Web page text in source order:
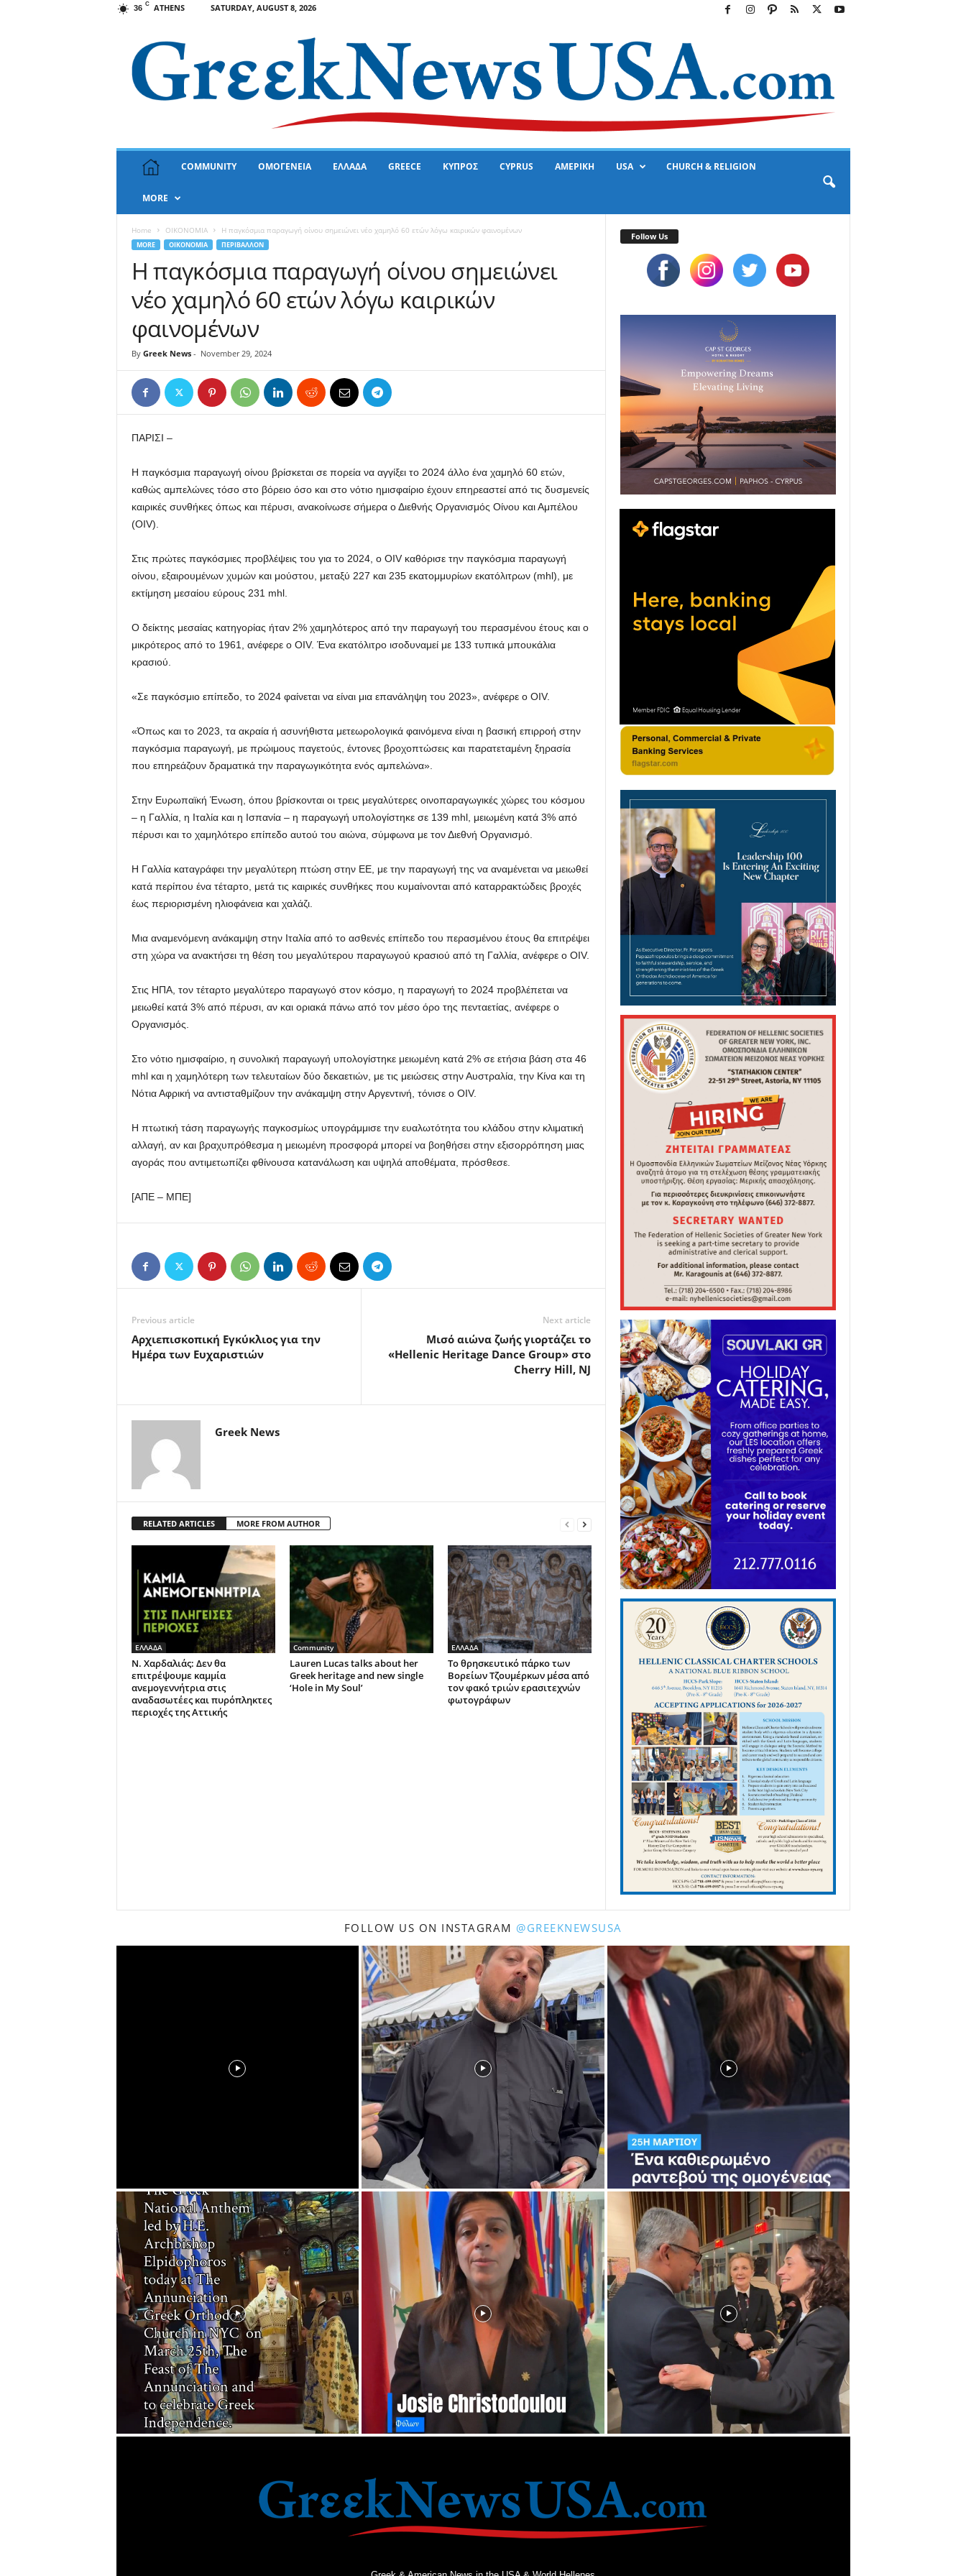
36 C ATHENS SATURDAY, AUGUST 8, 2026
k
COMMUNITY ΟΜΟΓΕΝΕΙΑ ΕΛΛΑΔΑ GREECE ΚΥΠΡΟΣ CYPRUS ΑΜΕΡΙΚΗ USA CHURCH & RELIGION
MORE
Home OIKONOMIA Η παγκόσμια παραγωγή οίνου σημειώνει νέο χαμηλό 60 ετών λόγω καιρικών φαινομένων
MORE OIKONOMIA ΠΕΡΙΒΑΛΛΟΝ
Η παγκόσμια παραγωγή οίνου σημειώνει
νέο χαμηλό 60 ετών λόγω καιρικών
φαινομένων
By Greek News- November 29, 2024
ΠΑΡΙΣΙ –
Η παγκόσμια παραγωγή οίνου βρίσκεται σε πορεία να αγγίξει το 2024 άλλο ένα χαμηλό 60 ετών,
καθώς αμπελώνες τόσο στο βόρειο όσο και στο νότιο ημισφαίριο έχουν επηρεαστεί από τις δυσμενείς
καιρικές συνθήκες όπως και πέρυσι, ανακοίνωσε σήμερα ο Διεθνής Οργανισμός Οίνου και Αμπέλου
(OIV).
Στις πρώτες παγκόσμιες προβλέψεις του για το 2024, ο OIV καθόρισε την παγκόσμια παραγωγή
οίνου, εξαιρουμένων χυμών και μούστου, μεταξύ 227 και 235 εκατομμυρίων εκατόλιτρων (mhl), με
εκτίμηση μεσαίου εύρους 231 mhl.
Ο δείκτης μεσαίας κατηγορίας ήταν 2% χαμηλότερος από την παραγωγή του περασμένου έτους και ο
μικρότερος από το 1961, ανέφερε ο OIV. Ένα εκατόλιτρο ισοδυναμεί με 133 τυπικά μπουκάλια
κρασιού.
«Σε παγκόσμιο επίπεδο, το 2024 φαίνεται να είναι μια επανάληψη του 2023», ανέφερε ο OIV.
«Όπως και το 2023, τα ακραία ή ασυνήθιστα μετεωρολογικά φαινόμενα είναι η βασική επιρροή στην
παγκόσμια παραγωγή, με πρώιμους παγετούς, έντονες βροχοπτώσεις και παρατεταμένη ξηρασία
που επηρεάζουν δραματικά την παραγωγικότητα ενός αμπελώνα».
Στην Ευρωπαϊκή Ένωση, όπου βρίσκονται οι τρεις μεγαλύτερες οινοπαραγωγικές χώρες του κόσμου
– η Γαλλία, η Ιταλία και η Ισπανία – η παραγωγή υπολογίστηκε σε 139 mhl, μειωμένη κατά 3% από
πέρυσι και το χαμηλότερο επίπεδο αυτού του αιώνα, σύμφωνα με τον Διεθνή Οργανισμό.
Η Γαλλία καταγράφει την μεγαλύτερη πτώση στην ΕΕ, με την παραγωγή της να αναμένεται να μειωθεί
κατά περίπου ένα τέταρτο, μετά τις καιρικές συνθήκες που κυμαίνονται από καταρρακτώδεις βροχές
έως περιορισμένη ηλιοφάνεια και χαλάζι.
Μια αναμενόμενη ανάκαμψη στην Ιταλία από το ασθενές επίπεδο του περασμένου έτους θα επιτρέψει
στη χώρα να ανακτήσει τη θέση του μεγαλύτερου παραγωγού κρασιού από τη Γαλλία, ανέφερε ο OIV.
Στις ΗΠΑ, τον τέταρτο μεγαλύτερο παραγωγό στον κόσμο, η παραγωγή το 2024 προβλέπεται να
μειωθεί κατά 3% από πέρυσι, αν και οριακά πάνω από τον μέσο όρο της πενταετίας, ανέφερε ο
Οργανισμός.
Στο νότιο ημισφαίριο, η συνολική παραγωγή υπολογίστηκε μειωμένη κατά 2% σε ετήσια βάση στα 46
mhl και η χαμηλότερη των τελευταίων δύο δεκαετιών, με τις μειώσεις στην Αυστραλία, την Κίνα και τη
Νότια Αφρική να αντισταθμίζουν την ανάκαμψη στην Αργεντινή, τόνισε ο OIV.
Η πτωτική τάση παραγωγής παγκοσμίως υπογράμμισε την ευαλωτότητα του κλάδου στην κλιματική
αλλαγή, αν και βραχυπρόθεσμα η μειωμένη προσφορά μπορεί να βοηθήσει στην εξισορρόπηση μιας
αγοράς που αντιμετωπίζει φθίνουσα κατανάλωση και υψηλά αποθέματα, πρόσθεσε.
[ΑΠΕ – ΜΠΕ]
Previous article
Αρχιεπισκοπική Εγκύκλιος για την
Ημέρα των Ευχαριστιών
Next article
Μισό αιώνα ζωής γιορτάζει το
«Hellenic Heritage Dance Group» στο
Cherry Hill, NJ
Greek News
RELATED ARTICLES MORE FROM AUTHOR
ΕΛΛΑΔΑ
Ν. Χαρδαλιάς: Δεν θα
επιτρέψουμε καμμία
ανεμογεννήτρια στις
αναδασωτέες και πυρόπληκτες
περιοχές της Αττικής
Community
Lauren Lucas talks about her
Greek heritage and new single
‘Hole in My Soul’
ΕΛΛΑΔΑ
Το θρησκευτικό πάρκο των
Βορείων Τζουμέρκων μέσα από
τον φακό τριών ερασιτεχνών
φωτογράφων
Follow Us
FOLLOW US ON INSTAGRAM @GREEKNEWSUSA